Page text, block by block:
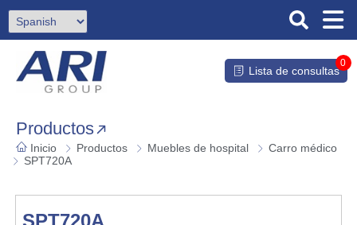
Lista de consultas
0
Productos
Inicio Productos Muebles de hospital
Carro médico
SPT720A